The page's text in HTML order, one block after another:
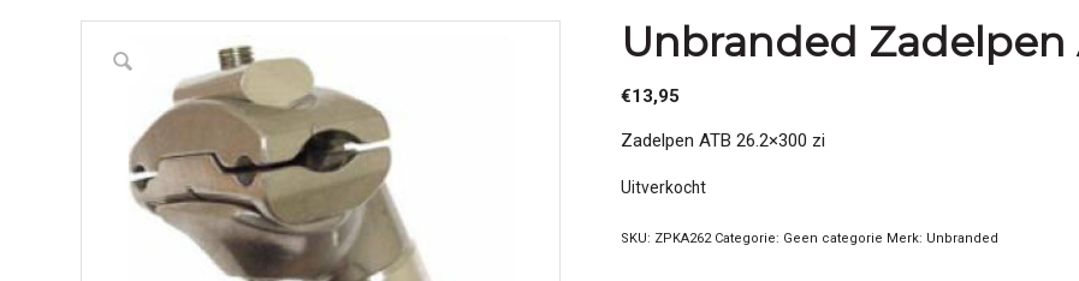
Unbranded Zadelpen
€13,95
Zadelpen ATB 26.2×300 zi
Uitverkocht
SKU: ZPKA262 Categorie: Geen categorie Merk: Unbranded